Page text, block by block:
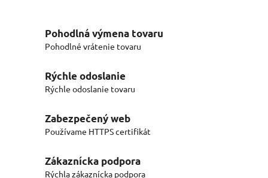
Pohodlná výmena tovaru
Pohodlné vrátenie tovaru
Rýchle odoslanie
Rýchle odoslanie tovaru
Zabezpečený web
Používame HTTPS certifikát
Zákaznícka podpora
Rýchla zákaznícka podpora